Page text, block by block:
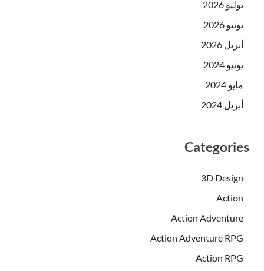
يوليو 2026
يونيو 2026
أبريل 2026
يونيو 2024
مايو 2024
أبريل 2024
Categories
3D Design
Action
Action Adventure
Action Adventure RPG
Action RPG